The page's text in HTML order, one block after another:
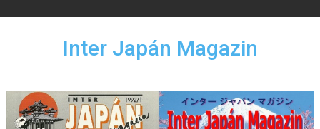
Inter Japán Magazin